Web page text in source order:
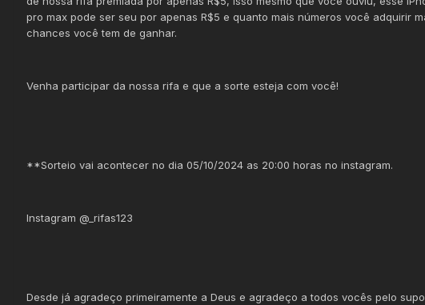
pro max pode ser seu por apenas R$5 e quanto mais números você adquirir
chances você tem de ganhar.
Venha participar da nossa rifa e que a sorte esteja com você!
**Sorteio vai acontecer no dia 05/10/2024 as 20:00 horas no instagram.
Instagram @_rifas123
Desde já agradeço primeiramente a Deus e agradeço a todos vocês pelo